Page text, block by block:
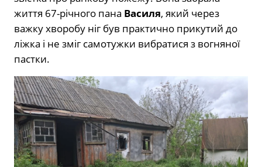
життя 67-річного пана Василя, який через
важку хворобу ніг був практично прикутий до
ліжка і не зміг самотужки вибратися з вогняної
пастки.